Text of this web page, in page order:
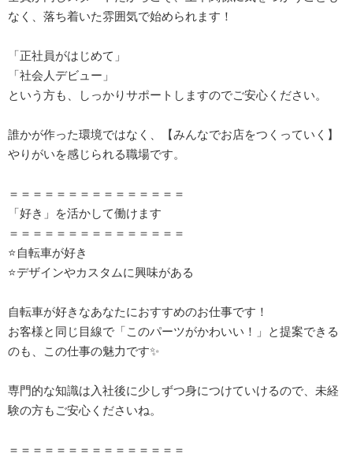
なく、落ち着いた雰囲気で始められます！
「正社員がはじめて」
「社会人デビュー」
という方も、しっかりサポートしますのでご安心ください。
誰かが作った環境ではなく、【みんなでお店をつくっていく】
やりがいを感じられる職場です。
＝＝＝＝＝＝＝＝＝＝＝＝＝＝＝
「好き」を活かして働けます
＝＝＝＝＝＝＝＝＝＝＝＝＝＝＝
⭐自転車が好き
⭐デザインやカスタムに興味がある
自転車が好きなあなたにおすすめのお仕事です！
お客様と同じ目線で「このパーツがかわいい！」と提案できる
のも、この仕事の魅力です✨
専門的な知識は入社後に少しずつ身につけていけるので、未経
験の方もご安心くださいね。
＝＝＝＝＝＝＝＝＝＝＝＝＝＝＝